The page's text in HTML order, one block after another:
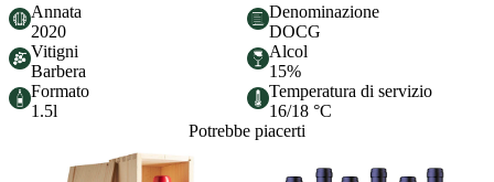
Annata
2020
Denominazione
DOCG
Vitigni
Barbera
Alcol
15%
Formato
1.5l
Temperatura di servizio
16/18 °C
Potrebbe piacerti